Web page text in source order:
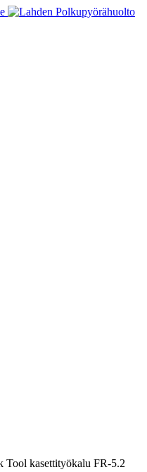
Tool kasettityökalu FR-5.2